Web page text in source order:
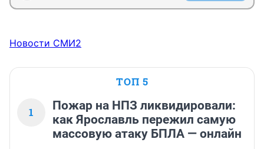
Новости СМИ2
ТОП 5
1
Пожар на НПЗ ликвидировали:
как Ярославль пережил самую
массовую атаку БПЛА — онлайн